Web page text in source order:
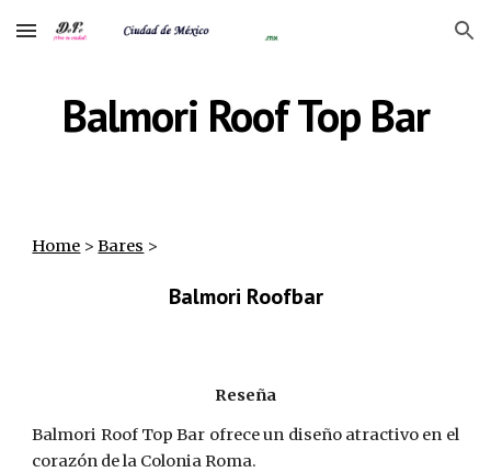
Skip to main content Skip to navigation
Balmori Roof Top Bar
Home ‎ > ‎Bares ‎ >
Balmori Roofbar
Reseña
Balmori Roof Top Bar ofrece un diseño atractivo en el
corazón de la Colonia Roma.